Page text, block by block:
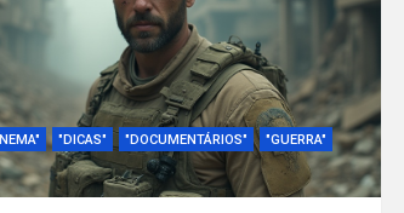
"DICAS" "DOCUMENTÁRIOS"
"GUERRA"